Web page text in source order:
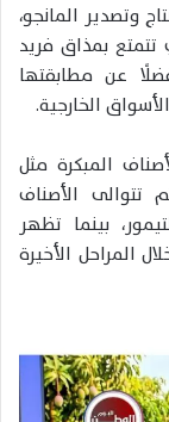
وتصدير المانجو،
تتمتع بمذاق فريد
عن مطابقتها
الخارجية.
المبكرة مثل
تتوالى الأصناف
بينما تظهر
المراحل الأخيرة